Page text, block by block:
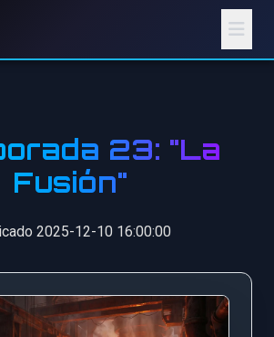
23: "La
Fusión"
2025-12-10 16:00:00